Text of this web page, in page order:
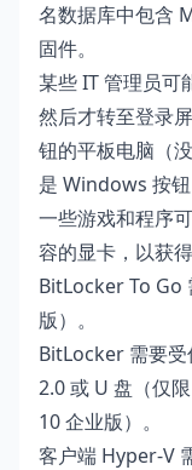
名数据库中包含
固件。
某些 IT 管理员可
然后才转至登录
钮的平板电脑（
是 Windows 按钮
一些游戏和程序
容的显卡，以获得
BitLocker To Go
版）。
BitLocker 需要受
2.0 或 U 盘（仅
10 企业版）。
客户端 Hyper-V